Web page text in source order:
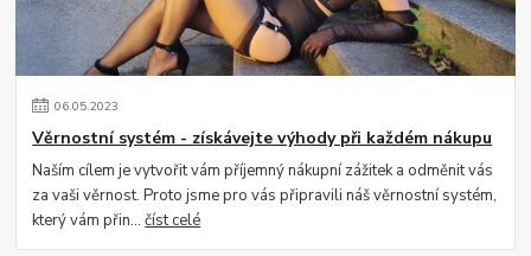
06.05.2023
Věrnostní systém - získávejte výhody při každém nákupu
Naším cílem je vytvořit vám příjemný nákupní zážitek a odměnit vás
za vaši věrnost. Proto jsme pro vás připravili náš věrnostní systém,
který vám přin...číst celé